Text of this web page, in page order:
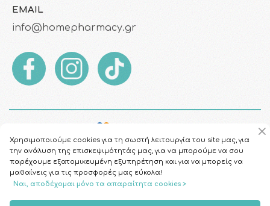
EMAIL
info@homepharmacy.gr
Copyright © 2026 HomePharmacy.gr
Χρησιμοποιούμε cookies για τη σωστή λειτουργία του site μας, για
την ανάλυση της επισκεψιμότητάς μας, για να μπορούμε να σου
παρέχουμε εξατομικευμένη εξυπηρέτηση και για να μπορείς να
μαθαίνεις για τις προσφορές μας εύκολα!
Ναι, αποδέχομαι μόνο τα απαραίτητα cookies >